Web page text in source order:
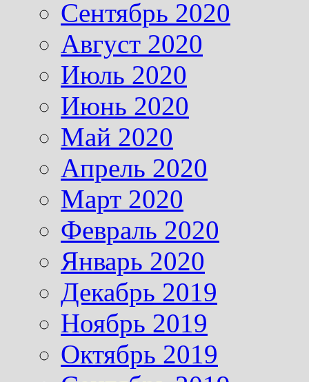
Сентябрь 2020
Август 2020
Июль 2020
Июнь 2020
Май 2020
Апрель 2020
Март 2020
Февраль 2020
Январь 2020
Декабрь 2019
Ноябрь 2019
Октябрь 2019